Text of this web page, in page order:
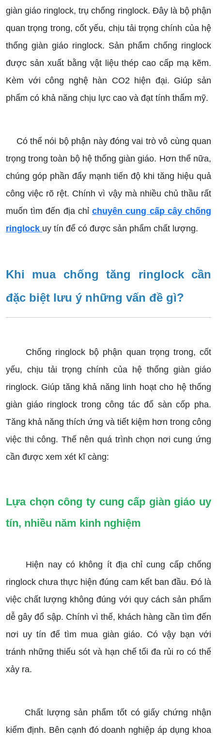
giàn giáo ringlock, trụ chống ringlock. Đây là bộ phận
quan trọng trong, cốt yếu, chịu tải trọng chính của hệ
thống giàn giáo ringlock. Sản phẩm chống ringlock
được sản xuất bằng vật liệu thép cao cấp mạ kẽm.
Kèm với công nghệ hàn CO2 hiện đại. Giúp sản
phẩm có khả năng chịu lực cao và đạt tính thẩm mỹ.
Có thể nói bộ phận này đóng vai trò vô cùng quan
trọng trong toàn bộ hệ thống giàn giáo. Hơn thế nữa,
chúng góp phần đẩy mạnh tiến độ khi tăng hiệu quả
công việc rõ rệt. Chính vì vậy mà nhiều chủ thầu rất
muốn tìm đến địa chỉchuyên cung cấp cây chống
ringlock uy tín để có được sản phẩm chất lượng.
Khi mua chống tăng ringlock cần
đặc biệt lưu ý những vấn đề gì?
Chống ringlock bộ phận quan trọng trong, cốt
yếu, chịu tải trọng chính của hệ thống giàn giáo
ringlock. Giúp tăng khả năng linh hoạt cho hệ thống
giàn giáo ringlock trong công tác đổ sàn cốp pha.
Tăng khả năng thích ứng và tiết kiệm hơn trong công
việc thi công. Thế nên quá trình chọn nơi cung ứng
cần được xem xét kĩ càng:
Lựa chọn công ty cung cấp giàn giáo uy
tín, nhiều năm kinh nghiệm
Hiện nay có không ít địa chỉ cung cấp chống
ringlock chưa thực hiện đúng cam kết ban đầu. Đó là
việc chất lượng không đúng với quy cách sản phẩm
dễ gây đổ sập. Chính vì thế, khách hàng cần tìm đến
nơi uy tín để tìm mua giàn giáo. Có vậy bạn với
tránh những thiếu sót và hạn chế tối đa rủi ro có thể
xảy ra.
Chất lượng sản phẩm tốt có giấy chứng nhận
kiểm định. Bên cạnh đó doanh nghiệp áp dụng khoa